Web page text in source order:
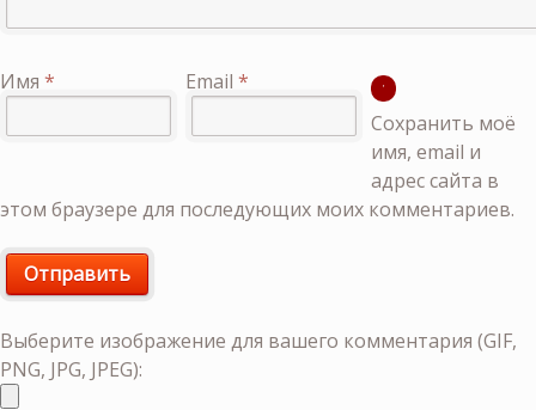
Имя * Email *
Сохранить моё
имя, email и
адрес сайта в
этом браузере для последующих моих комментариев.
Выберите изображение для вашего комментария (GIF,
PNG, JPG, JPEG):